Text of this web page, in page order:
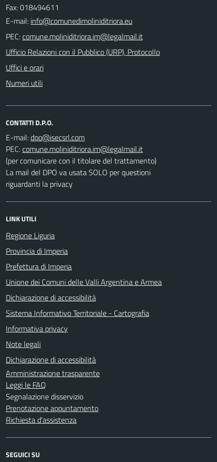
Fax: 018494611
E-mail:
PEC:
Ufficio Relazioni con il Pubblico (URP), Protocollo
Uffici e orari
Numeri utili
CONTATTI D.P.O.
E-mail:
PEC:
(per comunicare con il titolare del trattamento)
La mail del DPO va usata SOLO per questioni
riguardanti la privacy
LINK UTILI
Regione Liguria
Provincia di Imperia
Prefettura di Imperia
Unione dei Comuni delle Valli Argentina e Armea
Dichiarazione di accessibilità
Sistema Informativo Territoriale - Cartografia
Informativa privacy
Note legali
Dichiarazione di accessibilità
Amministrazione trasparente
Leggi le FAQ
Segnalazione disservizio
Prenotazione appuntamento
Richiesta d'assistenza
SEGUICI SU